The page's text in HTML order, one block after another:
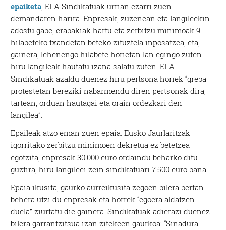
epaiketa, ELA Sindikatuak urrian ezarri zuen
demandaren harira. Enpresak, zuzenean eta langileekin
adostu gabe, erabakiak hartu eta zerbitzu minimoak 9
hilabeteko txandetan beteko zituztela inposatzea, eta,
gainera, lehenengo hilabete horietan lan egingo zuten
hiru langileak hautatu izana salatu zuten. ELA
Sindikatuak azaldu duenez hiru pertsona horiek “greba
protestetan bereziki nabarmendu diren pertsonak dira,
tartean, orduan hautagai eta orain ordezkari den
langilea”.
Epaileak atzo eman zuen epaia. Eusko Jaurlaritzak
igorritako zerbitzu minimoen dekretua ez betetzea
egotzita, enpresak 30.000 euro ordaindu beharko ditu
guztira, hiru langileei zein sindikatuari 7.500 euro bana.
Epaia ikusita, gaurko aurreikusita zegoen bilera bertan
behera utzi du enpresak eta horrek “egoera aldatzen
duela” ziurtatu die gainera. Sindikatuak adierazi duenez
bilera garrantzitsua izan zitekeen gaurkoa: “Sinadura